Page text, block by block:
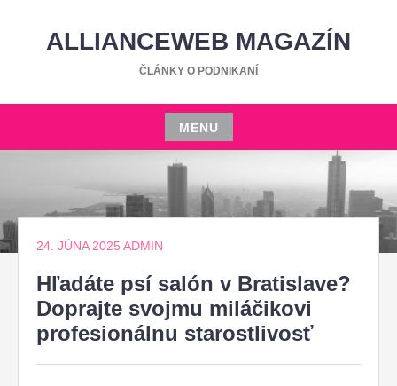
ALLIANCEWEB MAGAZÍN
ČLÁNKY O PODNIKANÍ
MENU
Skip
24. JÚNA 2025 ADMIN
Hľadáte psí salón v Bratislave?
Doprajte svojmu miláčikovi
profesionálnu starostlivosť